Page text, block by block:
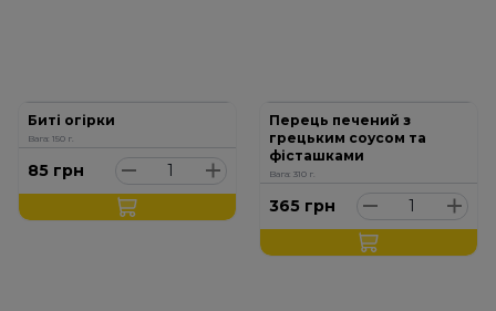
Биті огірки
Вага: 150 г.
85 грн
Перець печений з
грецьким соусом та
фісташками
Вага: 310 г.
365 грн